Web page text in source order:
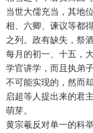
当世大儒充当，其地
相、六卿、谏议等都
之列。政有缺失，祭
每月的初一、十五，
学官讲学，而且执弟
不可能实现的，然而
启超等人提出来的君
萌芽。
黄宗羲反对单一的科